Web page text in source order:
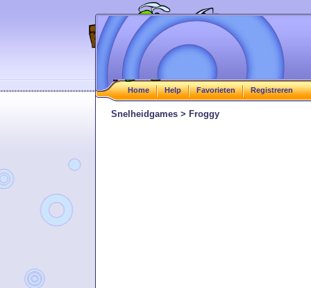
Home Help Favorieten Registreren
Snelheidgames > Froggy